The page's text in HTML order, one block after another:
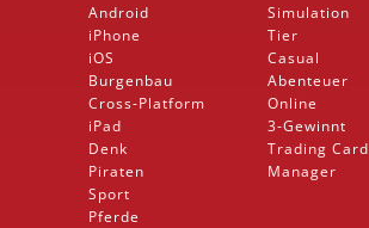
Android
iPhone
iOS
Burgenbau
Cross-Platform
iPad
Denk
Piraten
Sport
Pferde
Simulation
Tier
Casual
Abenteuer
Online
3-Gewinnt
Trading Card
Manager